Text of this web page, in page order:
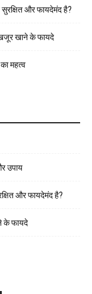
और फायदेमंद है?
खाने के फायदे
महत्व
उपाय
और फायदेमंद है?
के फायदे